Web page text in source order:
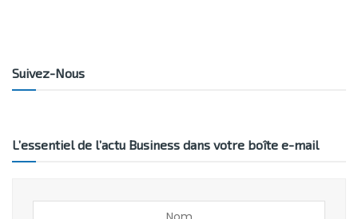
Suivez-Nous
L’essentiel de l’actu Business dans votre boîte e-mail